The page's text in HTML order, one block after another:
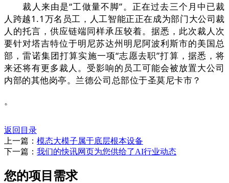
裁人来由是“工做量不脚”。正在过去三个月中已裁
人跨越1.1万名员工，人工智能正正在成为部门大公司裁
人的托言，供应链端同样承压较着。据悉，此次裁人次
要针对塔吉特位于明尼苏达州明尼阿波利斯市的美国总
部，雷诺集团打算实施一项“志愿去职”打算，据悉，将
来还将有更多裁人。受影响的员工可能会被放置大公司
内部的其他岗亭。兰德公司总部位于圣莫尼卡市？
。
返回目录
上一篇： 模态大模子属于底层根本设备
下一篇： 我们的快讯网页为您供给了AI行业动态
您的项目需求